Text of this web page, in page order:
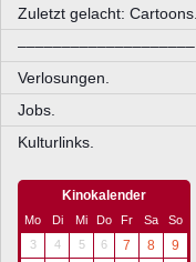
Zuletzt gelacht: Cartoons.
––––––––––––––––––––
Verlosungen.
Jobs.
Kulturlinks.
Kinokalender
Mo Di Mi Do Fr Sa
So
3
4 5 6 7 8
9